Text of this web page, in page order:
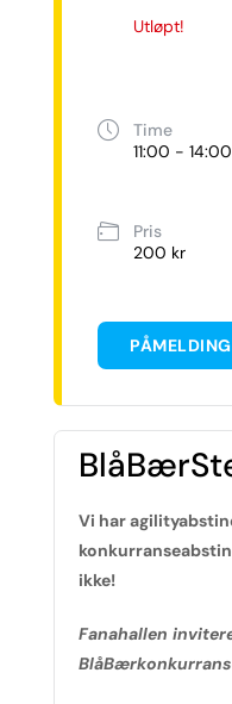
Utløpt!
Time
11:00 - 14:00
Pris
200 kr
PÅMELDING
Vi har
ikke!
Fanahallen